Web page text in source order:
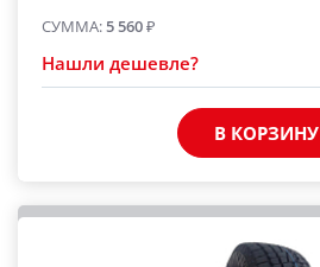
СУММА:5 560₽
Нашли дешевле?
В КОРЗИНУ